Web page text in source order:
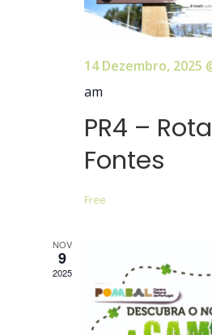
14 Dezembro, 2025
am
PR4 –
Fontes
Free
NOV
9
2025